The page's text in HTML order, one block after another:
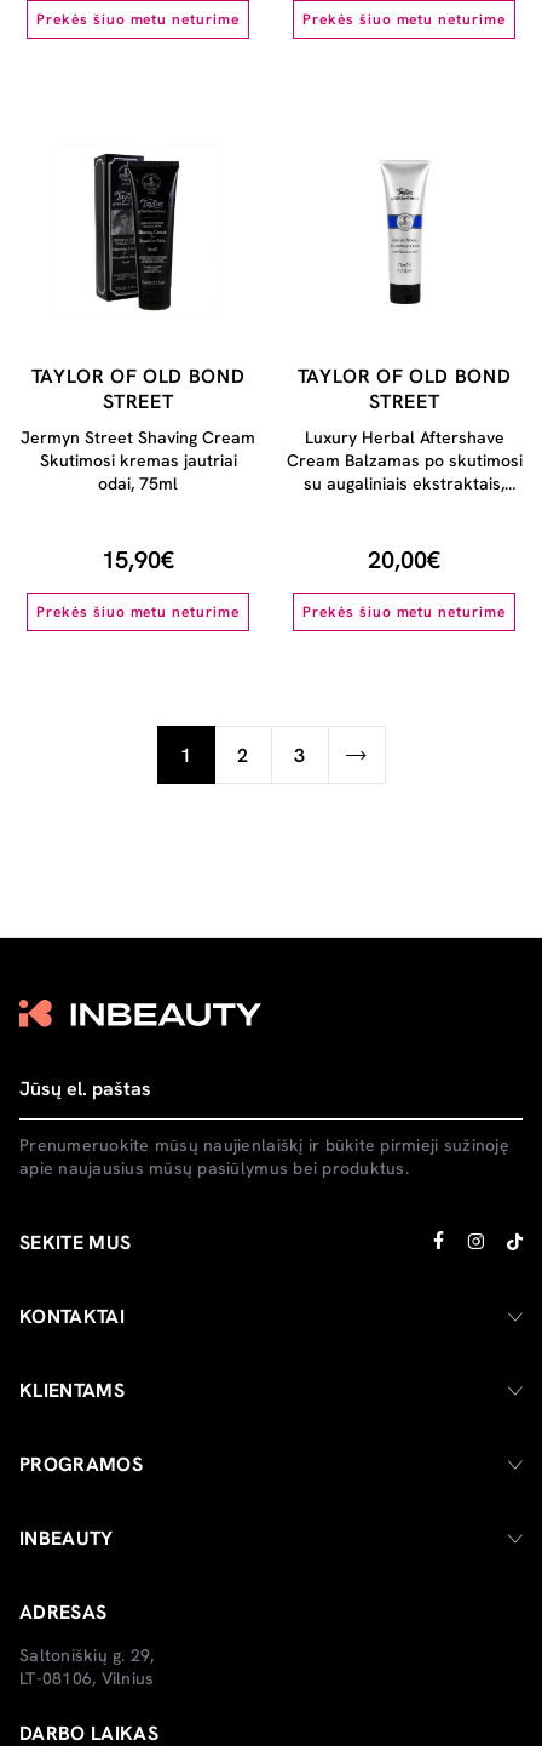
Prekės šiuo metu neturime Prekės šiuo metu neturime
TAYLOR OF OLD BOND
STREET
Jermyn Street Shaving Cream
Skutimosi kremas jautriai
odai, 75ml
15,90€
Prekės šiuo metu neturime
TAYLOR OF OLD BOND
STREET
Luxury Herbal Aftershave
Cream Balzamas po skutimosi
su augaliniais ekstraktais,
20,00€
Prekės šiuo metu neturime
1 2 3
Prenumeruokite mūsų naujienlaiškį ir būkite pirmieji sužinoję
apie naujausius mūsų pasiūlymus bei produktus.
SEKITE MUS
KONTAKTAI
KLIENTAMS
PROGRAMOS
INBEAUTY
ADRESAS
Saltoniškių g. 29,
LT-08106, Vilnius
DARBO LAIKAS